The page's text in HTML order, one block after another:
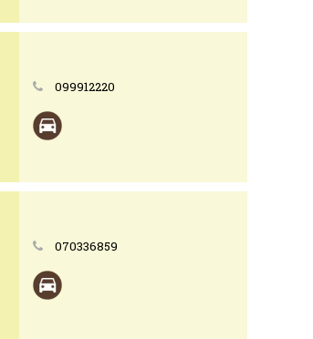
099912220
070336859